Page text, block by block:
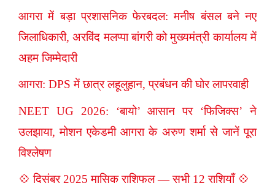
आगरा में बड़ा प्रशासनिक फेरबदल: मनीष बंसल बने नए
जिलाधिकारी, अरविंद मलप्पा बांगरी को मुख्यमंत्री कार्यालय में
अहम जिम्मेदारी
आगरा: DPS में छात्र लहूलुहान, प्रबंधन की घोर लापरवाही
NEET UG 2026: ‘बायो’ आसान पर ‘फिजिक्स’ ने
उलझाया, मोशन एकेडमी आगरा के अरुण शर्मा से जानें पूरा
विश्लेषण
💠 दिसंबर 2025 मासिक राशिफल — सभी 12 राशियाँ 💠